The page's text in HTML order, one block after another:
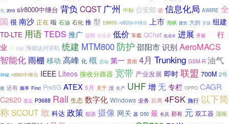
化 2015 slr8000中继台 背负 CQST 广州 中标 公安部 还 信息化局 AWIRE 全
国 很 南沙 正在 啦 石油 石化 推 型 E8600i rd620s中继台 上市 海峡 建筑 大的 穿越 组建
TD-LTE 用语TEDS 推广 说明 创业者 低价 车载 QChat 低成本 进展 开展
行
业 同 日夜 海能达对讲机 统建 MTM800 防护 邵阳市识别 AeroMACS
智能化雨棚 移动 高峰 化 概 启动 第一 贯彻 4月 Trunking GSM-R 油气
神秘 rd980中继台 IEEE Liteos 接收分路器 宽带 产业发展 即时 联盟 700M 2号
抢 还有 频率 First Pre5G ATEX 5月 关于 没 生产 UHF 增 无 专栏 OPPO CAGR
C2620 覆盖 P3688 Rail 生态 数字化 Windows 业务 距离 4FSK 施行 以下简
称SCOUT敢 科达 政策 能源 摄像 网关 器 D50 最 长庆 那有 元 双工器 湖南